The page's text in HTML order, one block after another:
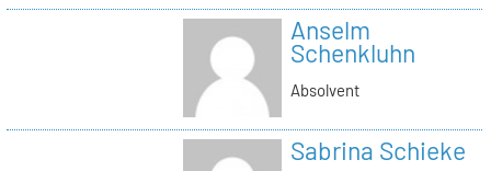
Anselm
Schenkluhn
Absolvent
Sabrina Schieke